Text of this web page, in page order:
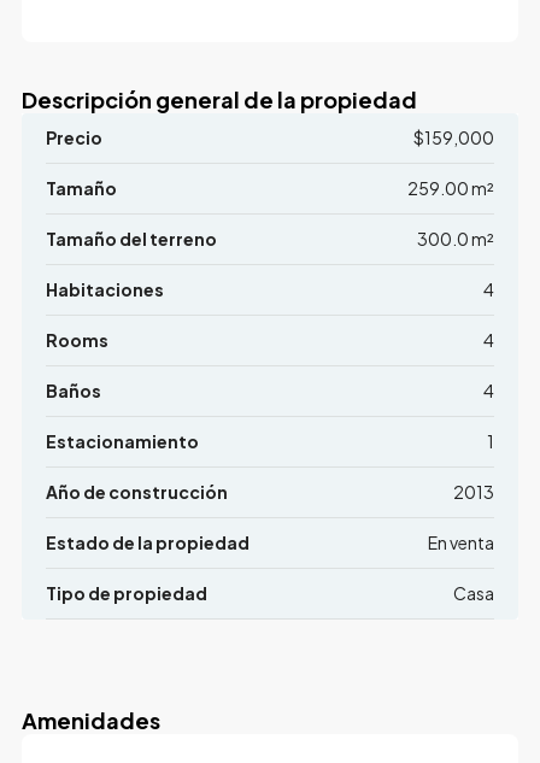
Descripción general de la propiedad
Precio $159,000
Tamaño 259.00 m²
Tamaño del terreno 300.0 m²
Habitaciones 4
Rooms 4
Baños 4
Estacionamiento 1
Año de construcción 2013
Estado de la propiedad En venta
Tipo de propiedad Casa
Amenidades